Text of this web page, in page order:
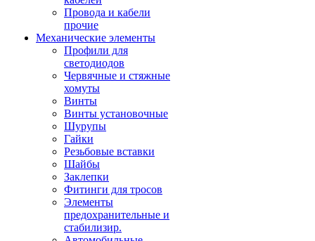
Провода и кабели
прочие
Механические элементы
Профили для
светодиодов
Червячные и стяжные
хомуты
Винты
Винты установочные
Шурупы
Гайки
Резьбовые вставки
Шайбы
Заклепки
Фитинги для тросов
Элементы
предохранительные и
стабилизир.